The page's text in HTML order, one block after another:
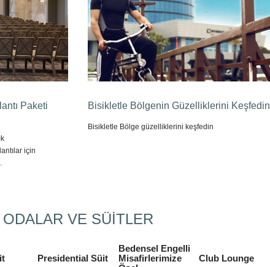
Paketi
için
Bisikletle Bölgenin Güzelliklerini Keşfedin
Bisikletle Bölge güzelliklerini keşfedin
ODALAR VE SÜİTLER
Presidential Süit
Bedensel Engelli
Misafirlerimize
Club Lounge